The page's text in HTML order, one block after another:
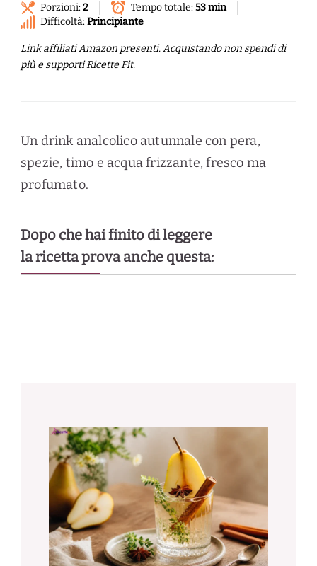
Porzioni:2 Tempo totale:53 min
Difficoltà:Principiante
Link affiliati Amazon presenti. Acquistando non spendi di
più e supporti Ricette Fit.
Un drink analcolico autunnale con pera,
spezie, timo e acqua frizzante, fresco ma
profumato.
Dopo che hai finito di leggere
la ricetta prova anche questa: